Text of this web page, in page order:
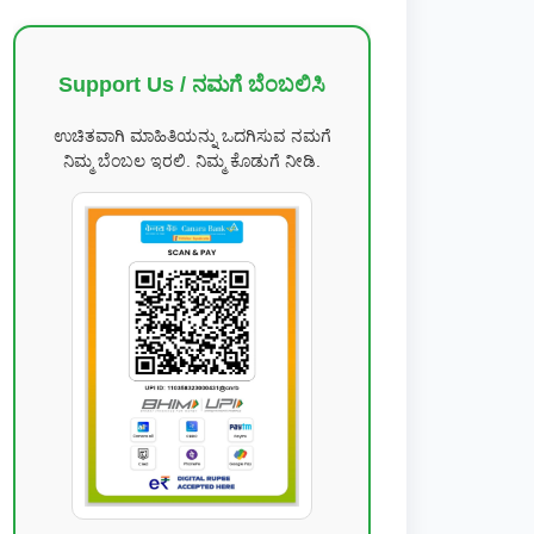
Support Us / ನಮಗೆ ಬೆಂಬಲಿಸಿ
ಉಚಿತವಾಗಿ ಮಾಹಿತಿಯನ್ನು ಒದಗಿಸುವ ನಮಗೆ
ನಿಮ್ಮ ಬೆಂಬಲ ಇರಲಿ. ನಿಮ್ಮ ಕೊಡುಗೆ ನೀಡಿ.